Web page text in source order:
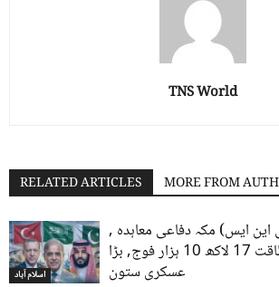
TNS World
RELATED ARTICLES MORE FROM
اسلام آباد
این ایس) مکہ دفاعی معاہدہ ,
پاکستان جوہری طاقت 17 لاکھ 10 ہزار فوج, بڑا
عسکری ستون